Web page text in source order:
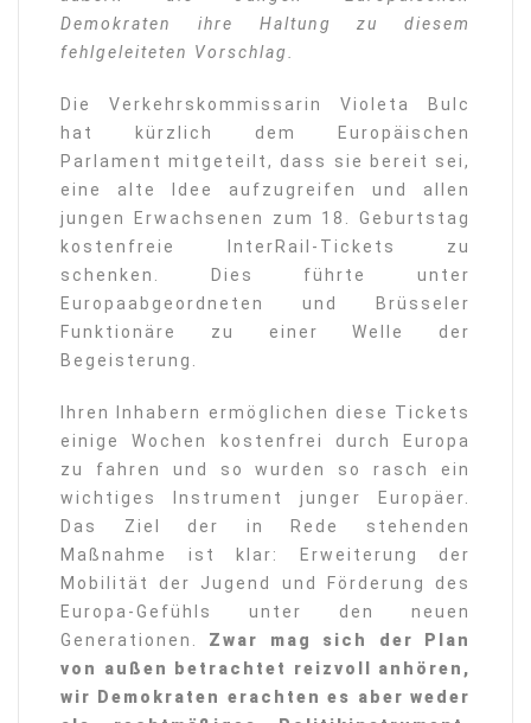
Demokraten ihre Haltung zu diesem
fehlgeleiteten Vorschlag.
Die Verkehrskommissarin Violeta Bulc
hat kürzlich dem Europäischen
Parlament mitgeteilt, dass sie bereit sei,
eine alte Idee aufzugreifen und allen
jungen Erwachsenen zum 18. Geburtstag
kostenfreie InterRail-Tickets zu
schenken. Dies führte unter
Europaabgeordneten und Brüsseler
Funktionäre zu einer Welle der
Begeisterung.
Ihren Inhabern ermöglichen diese Tickets
einige Wochen kostenfrei durch Europa
zu fahren und so wurden so rasch ein
wichtiges Instrument junger Europäer.
Das Ziel der in Rede stehenden
Maßnahme ist klar: Erweiterung der
Mobilität der Jugend und Förderung des
Europa-Gefühls unter den neuen
Generationen. Zwar mag sich der Plan
von außen betrachtet reizvoll anhören,
wir Demokraten erachten es aber weder